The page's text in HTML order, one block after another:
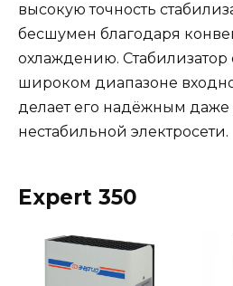
высокую точность
бесшумен благодаря
охлаждению. Стабилизатор
широком диапазоне
делает его надёжным даже
нестабильной электросети.
Expert 350